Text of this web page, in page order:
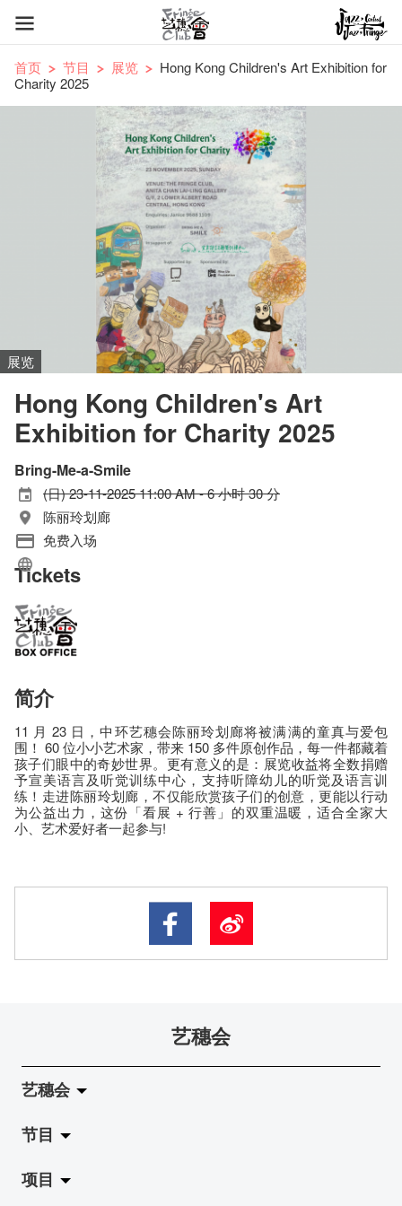
首页 节目 展览
Hong Kong Children's Art Exhibition for
Charity 2025
展览
Hong Kong Children's Art
Exhibition for Charity 2025
Bring-Me-a-Smile
(日) 23-11-2025 11:00 AM - 6 小时 30 分
陈丽玲划廊
免费入场
Tickets
简介
11 月 23 日，中环艺穗会陈丽玲划廊将被满满的童真与爱包
围！ 60 位小小艺术家，带来 150 多件原创作品，每一件都藏着
孩子们眼中的奇妙世界。​更有意义的是：展览收益将全数捐赠
予宣美语言及听觉训练中心，支持听障幼儿的听觉及语言训
练！走进陈丽玲划廊，不仅能欣赏孩子们的创意，更能以行动
为公益出力，这份「看展 + 行善」的双重温暖，适合全家大
小、艺术爱好者一起参与!
艺穗会
艺穗会
关于艺穗会
艺穗会的演化
节目
拉阔
项目